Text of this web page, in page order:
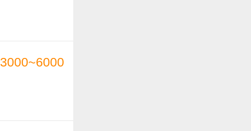
3000~6000